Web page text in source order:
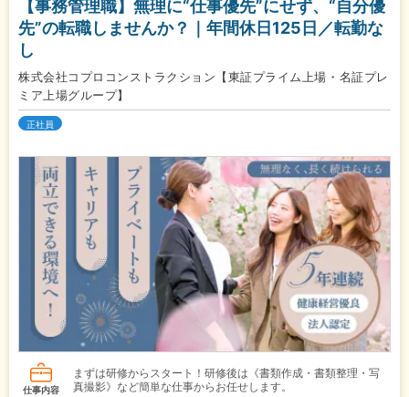
【事務管理職】無理に“仕事優先”にせず、“自分優
先”の転職しませんか？｜年間休日125日／転勤な
し
株式会社コプロコンストラクション【東証プライム上場・名証プレ
ミア上場グループ】
正社員
仕事内容
まずは研修からスタート！研修後は《書類作成・書類整理・写
真撮影》など簡単な仕事からお任せします。